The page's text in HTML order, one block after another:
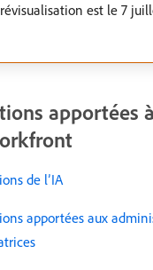
est le 7
apportées à
de l’IA
apportées aux